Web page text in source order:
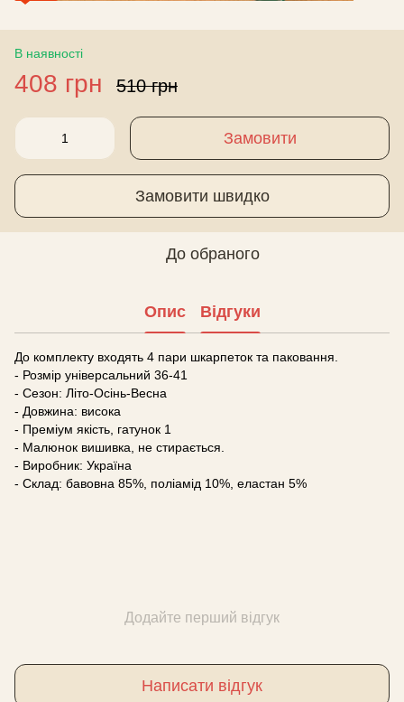
В наявності
408 грн 510 грн
Замовити
Замовити швидко
До обраного
Опис Відгуки
До комплекту входять 4 пари шкарпеток та паковання.
- Розмір універсальний 36-41
- Сезон: Літо-Осінь-Весна
- Довжина: висока
- Преміум якість, гатунок 1
- Малюнок вишивка, не стирається.
- Виробник: Україна
- Склад: бавовна 85%, поліамід 10%, еластан 5%
Додайте перший відгук
Написати відгук